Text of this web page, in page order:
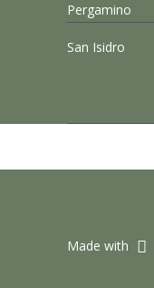
Pergamino
San Isidro
Made with